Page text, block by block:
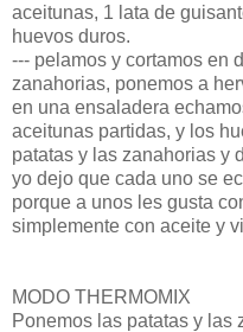
aceitunas, 1 lata de
huevos duros.
--- pelamos y cortamos en
zanahorias, ponemos a
en una ensaladera
aceitunas partidas, y los
patatas y las zanahorias y
yo dejo que cada uno se
porque a unos les gusta
simplemente con aceite y
MODO THERMOMIX
Ponemos las patatas y las